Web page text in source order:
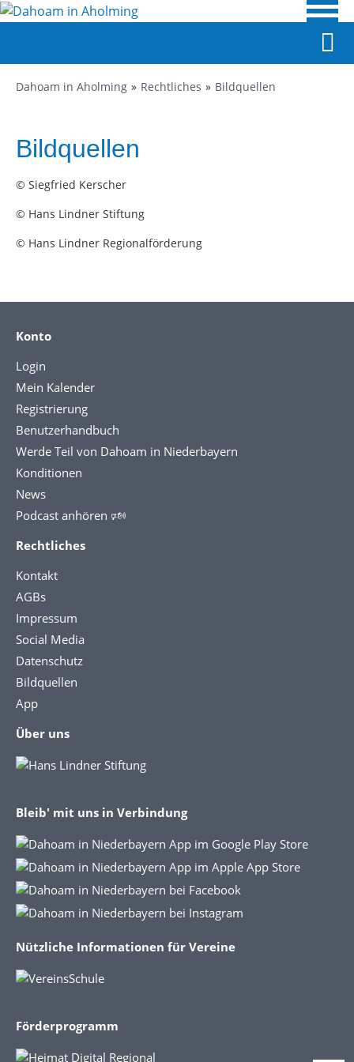
Dahoam in Aholming Rechtliches Bildquellen
Bildquellen
© Siegfried Kerscher
© Hans Lindner Stiftung
© Hans Lindner Regionalförderung
Konto
Login
Mein Kalender
Registrierung
Benutzerhandbuch
Werde Teil von Dahoam in Niederbayern
Konditionen
News
Podcast anhören 🕬
Rechtliches
Kontakt
AGBs
Impressum
Social Media
Datenschutz
Bildquellen
App
Über uns
Bleib' mit uns in Verbindung
Nützliche Informationen für Vereine
Förderprogramm